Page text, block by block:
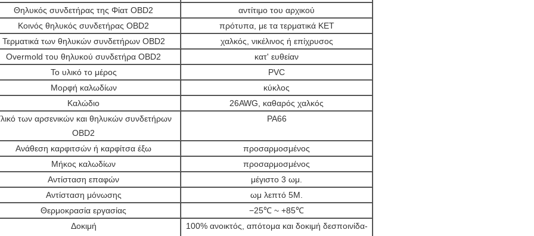
Θηλυκός συνδετήρας της Φίατ OBD2
αντίτιμο του αρχικού
Κοινός θηλυκός συνδετήρας OBD2
πρότυπα, με τα τερματικά KET
Τερματικά των θηλυκών συνδετήρων OBD2
χαλκός, νικέλινος ή επίχρυσος
Overmold του θηλυκού συνδετήρα OBD2
κατ' ευθείαν
Το υλικό το μέρος
PVC
Μορφή καλωδίων
κύκλος
Καλώδιο
26AWG, καθαρός χαλκός
των αρσενικών και θηλυκών συνδετήρων
OBD2
PA66
Ανάθεση καρφιτσών ή καρφίτσα έξω
προσαρμοσμένος
Μήκος καλωδίων
προσαρμοσμένος
Αντίσταση επαφών
μέγιστο 3 ωμ.
Αντίσταση μόνωσης
ωμ λεπτό 5M.
Θερμοκρασία εργασίας
−25℃ ~ +85℃
Δοκιμή
100% ανοικτός, απότομα και δοκιμή δεσποινίδα-